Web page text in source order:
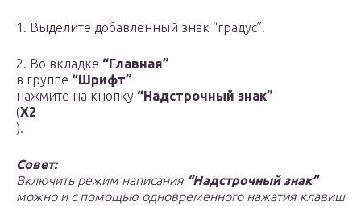
1. Выделите добавленный знак “градус”.
2. Во вкладке “Главная”
в группе “Шрифт”
нажмите на кнопку “Надстрочный знак”
(X2
).
Совет:
Включить режим написания “Надстрочный знак”
можно и с помощью одновременного нажатия клавиш